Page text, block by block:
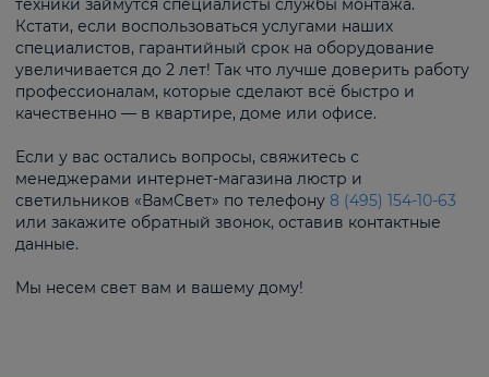
техники займутся специалисты службы монтажа.
Кстати, если воспользоваться услугами наших
специалистов, гарантийный срок на оборудование
увеличивается до 2 лет! Так что лучше доверить работу
профессионалам, которые сделают всё быстро и
качественно — в квартире, доме или офисе.
Если у вас остались вопросы, свяжитесь с
менеджерами интернет-магазина люстр и
светильников «ВамСвет» по телефону 8 (495) 154-10-63
или закажите обратный звонок, оставив контактные
данные.
Мы несем свет вам и вашему дому!